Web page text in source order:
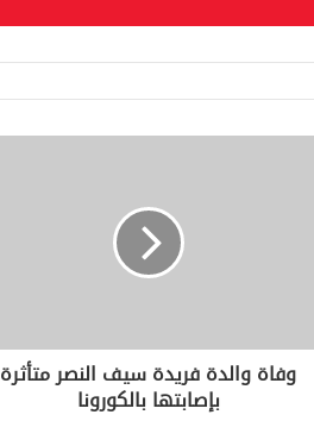
وفاة والدة فريدة سيف النصر متأثرة
بإصابتها بالكورونا